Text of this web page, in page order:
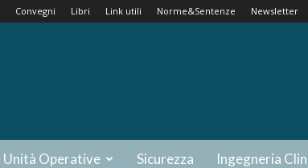
Convegni Libri Link utili Norme&Sentenze Newsletter
Unità Operative Sicurezza Ingegneria